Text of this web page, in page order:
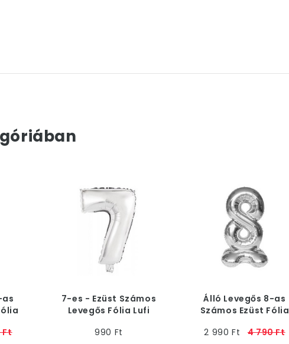
as
Ft
7-es - Ezüst Számos
Levegős Fólia Lufi
990 Ft
Álló Levegős 8-as
Számos Ezüst Fólia
2 990 Ft
4 790 Ft